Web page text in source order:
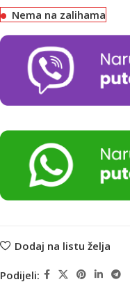
Nema na zalihama
Dodaj na listu želja
Podijeli: